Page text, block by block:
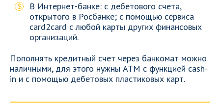
В Интернет-банке: с дебетового счета,
открытого в Росбанке; с помощью сервиса
card2card с любой карты других финансовых
организаций.
Пополнять кредитный счет через банкомат можно
наличными, для этого нужны АТМ с функцией cash-
in и с помощью дебетовых пластиковых карт.